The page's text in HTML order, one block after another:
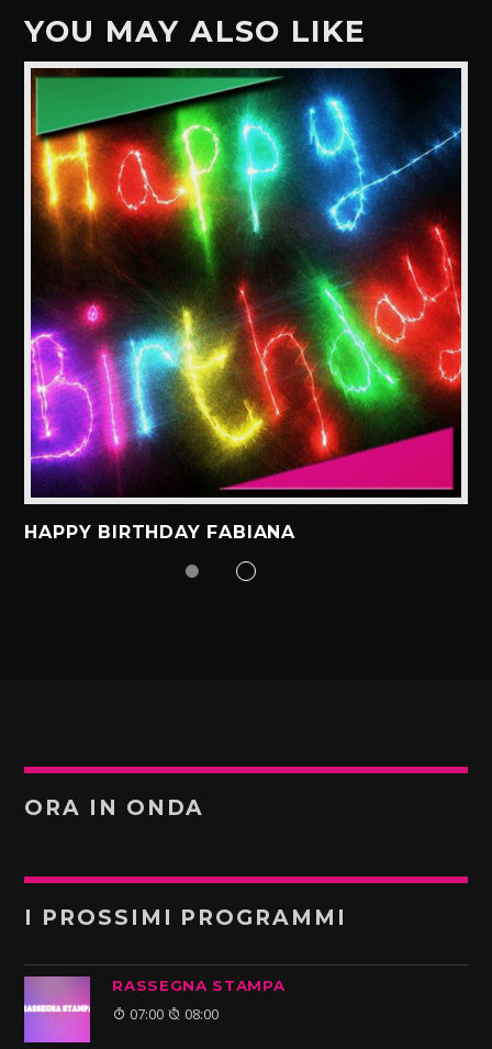
YOU MAY ALSO LIKE
HAPPY BIRTHDAY FABIANA
ORA IN ONDA
I PROSSIMI PROGRAMMI
RASSEGNA STAMPA
07:00 08:00